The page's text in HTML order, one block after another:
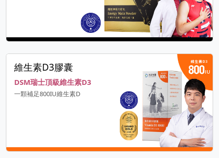
維生素D3膠囊
DSM瑞士頂級維生素D3
一顆補足800IU維生素D